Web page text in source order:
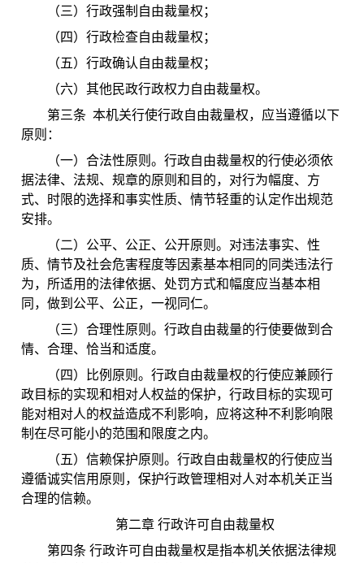
（三）行政强制自由裁量权；
（四）行政检查自由裁量权；
（五）行政确认自由裁量权；
（六）其他民政行政权力自由裁量权。
第三条 本机关行使行政自由裁量权，应当遵循以下
原则：
（一）合法性原则。行政自由裁量权的行使必须依
据法律、法规、规章的原则和目的，对行为幅度、方
式、时限的选择和事实性质、情节轻重的认定作出规范
安排。
（二）公平、公正、公开原则。对违法事实、性
质、情节及社会危害程度等因素基本相同的同类违法行
为，所适用的法律依据、处罚方式和幅度应当基本相
同，做到公平、公正，一视同仁。
（三）合理性原则。行政自由裁量的行使要做到合
情、合理、恰当和适度。
（四）比例原则。行政自由裁量权的行使应兼顾行
政目标的实现和相对人权益的保护，行政目标的实现可
能对相对人的权益造成不利影响，应将这种不利影响限
制在尽可能小的范围和限度之内。
（五）信赖保护原则。行政自由裁量权的行使应当
遵循诚实信用原则，保护行政管理相对人对本机关正当
合理的信赖。
第二章 行政许可自由裁量权
第四条 行政许可自由裁量权是指本机关依据法律规